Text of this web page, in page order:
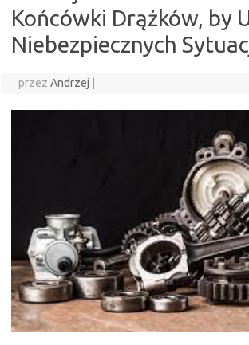
Końcówki Drążków, by
Niebezpiecznych
przez Andrzej